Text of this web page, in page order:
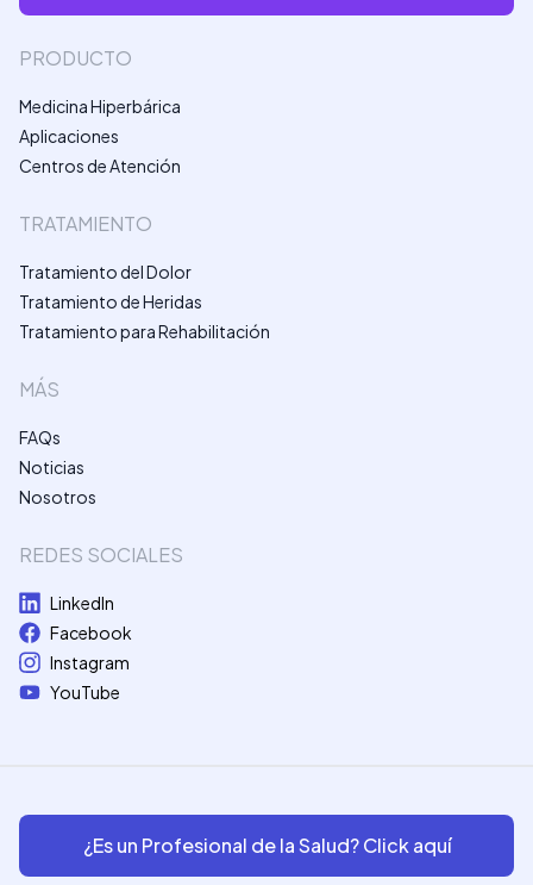
PRODUCTO
Medicina Hiperbárica
Aplicaciones
Centros de Atención
TRATAMIENTO
Tratamiento del Dolor
Tratamiento de Heridas
Tratamiento para Rehabilitación
MÁS
FAQs
Noticias
Nosotros
REDES SOCIALES
LinkedIn
Facebook
Instagram
YouTube
¿Es un Profesional de la Salud? Click aquí